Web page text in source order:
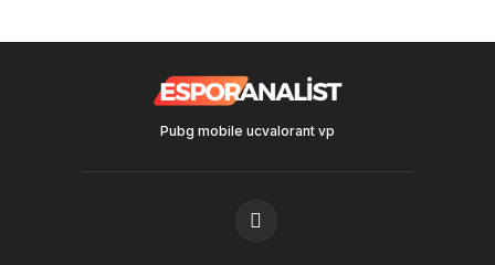
Pubg mobile ucvalorant vp